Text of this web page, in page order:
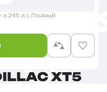
л. 245 л.с. Полный
XT5